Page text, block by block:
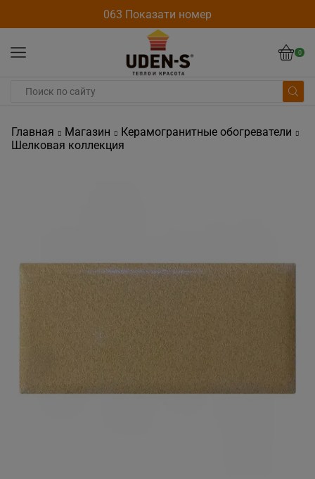
063 Показати номер
0
Главная Магазин
Керамогранитные обогреватели
Шелковая коллекция